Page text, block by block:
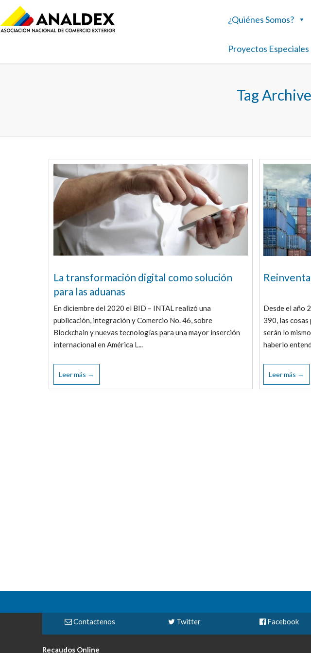
¿Quiénes Somos?
Proyectos Especiales
Tag
La transformación digital como solución
para las aduanas
En diciembre del 2020 el BID – INTAL realizó una
publicación, integración y Comercio No. 46, sobre
Blockchain y nuevas tecnologías para una mayor inserción
internacional en América L...
Leer más →
Desde el año
390, las cosas
serán lo
haberlo
Leer más →
Contactenos Twitter Facebook
Recaudos Online